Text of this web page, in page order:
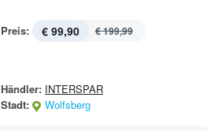
Preis: € 99,90 € 199,99
Händler: INTERSPAR
Stadt:
Wolfsberg